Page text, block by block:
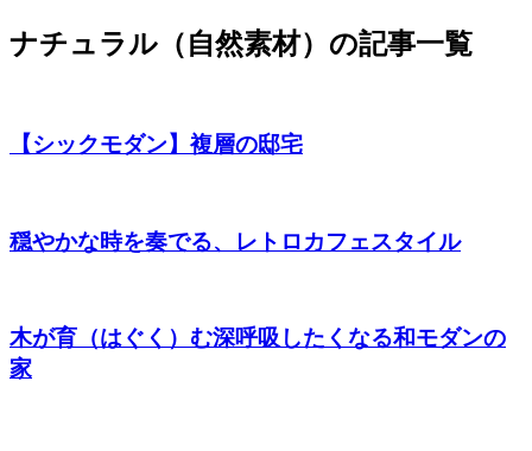
ナチュラル（自然素材）の記事一覧
【シックモダン】複層の邸宅
穏やかな時を奏でる、レトロカフェスタイル
木が育（はぐく）む深呼吸したくなる和モダンの
家